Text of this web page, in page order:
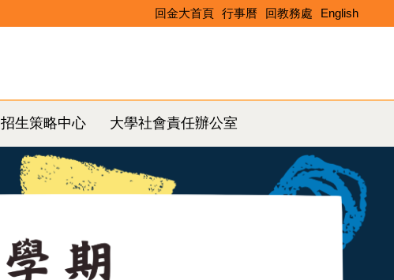
招生策略中心 大學社會責任辦公室
回金大首頁 行事曆 回教務處 English